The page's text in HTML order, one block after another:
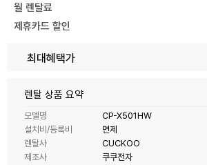
월 렌탈료
제휴카드 할인
최대혜택가
렌탈 상품 요약
모델명
CP-X501HW
설치비/등록비
면제
렌탈사
CUCKOO
제조사
쿠쿠전자